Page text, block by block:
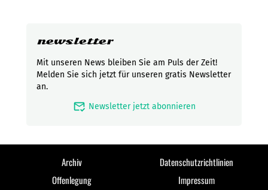
newsletter
Mit unseren News bleiben Sie am Puls der Zeit!
Melden Sie sich jetzt für unseren gratis Newsletter
an.
mark_email_read Newsletter jetzt abonnieren
Archiv
Datenschutzrichtlinien
Offenlegung
Impressum